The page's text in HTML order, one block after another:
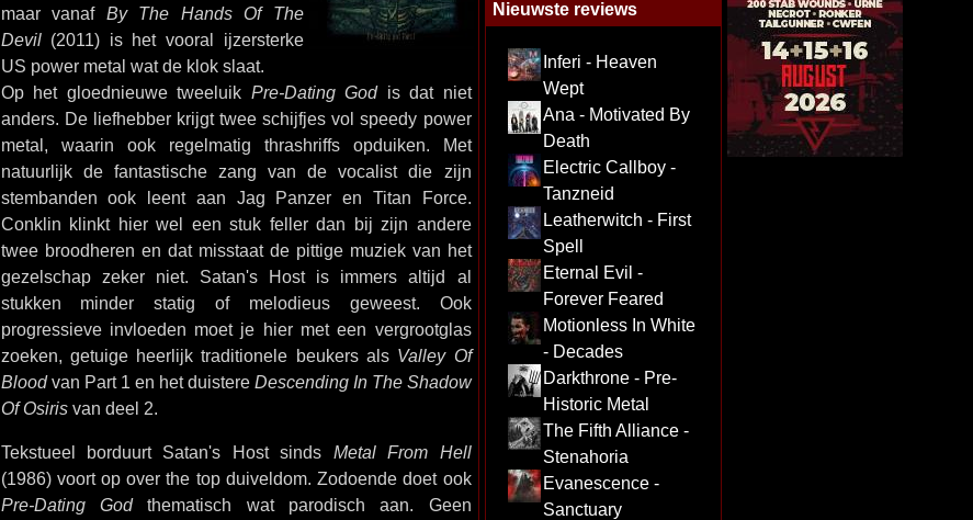
maar vanaf By The Hands Of The
Devil(2011) is het vooral ijzersterke
US power metal wat de klok slaat.
Op het gloednieuwe tweeluik Pre-Dating Godis dat niet
anders. De liefhebber krijgt twee schijfjes vol speedy power
metal, waarin ook regelmatig thrashriffs opduiken. Met
natuurlijk de fantastische zang van de vocalist die zijn
stembanden ook leent aan Jag Panzer en Titan Force.
Conklin klinkt hier wel een stuk feller dan bij zijn andere
twee broodheren en dat misstaat de pittige muziek van het
gezelschap zeker niet. Satan's Host is immers altijd al
stukken minder statig of melodieus geweest. Ook
progressieve invloeden moet je hier met een vergrootglas
zoeken, getuige heerlijk traditionele beukers als Valley Of
Bloodvan Part 1 en het duistere Descending In The Shadow
Of Osirisvan deel 2.
Tekstueel borduurt Satan's Host sinds Metal From Hell
(1986) voort op over the top duiveldom. Zodoende doet ook
Pre-Dating Godthematisch wat parodisch aan. Geen
Nieuwste reviews
Inferi - Heaven
Wept
Ana - Motivated By
Death
Electric Callboy -
Tanzneid
Leatherwitch - First
Spell
Eternal Evil -
Forever Feared
Motionless In White
- Decades
Darkthrone - Pre-
Historic Metal
The Fifth Alliance -
Stenahoria
Evanescence -
Sanctuary